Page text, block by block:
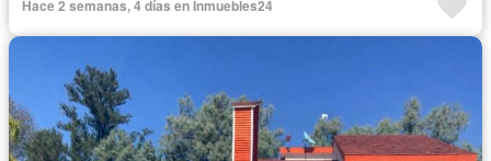
Hace 2 semanas, 4 días en Inmuebles24